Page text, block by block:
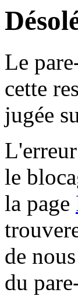
Le
cette
jugée
le
la page
de
du